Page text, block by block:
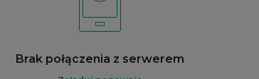
Brak połączenia z serwerem